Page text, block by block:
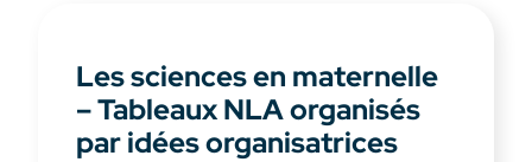
Les sciences en maternelle
– Tableaux NLA organisés
par idées organisatrices